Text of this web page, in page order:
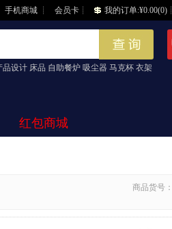
手机商城 ┊ 会员卡 ┊ 我的订单:¥0.00(0) ┊
设计 床品 自助餐炉 吸尘器 马克杯 衣架
红包商城
商品货号：